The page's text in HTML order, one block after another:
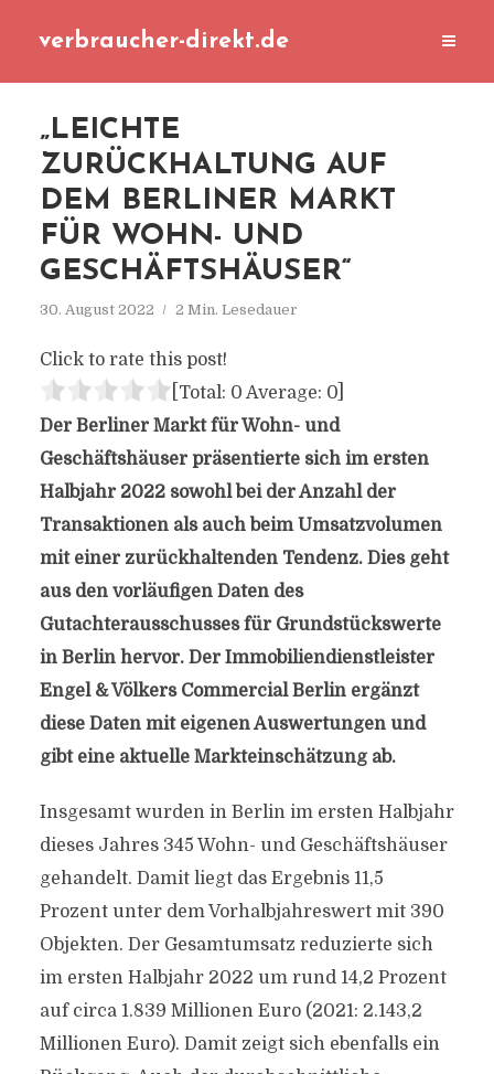
verbraucher-direkt.de
„LEICHTE
ZURÜCKHALTUNG AUF
DEM BERLINER MARKT
FÜR WOHN- UND
GESCHÄFTSHÄUSER“
30. August 2022 2 Min. Lesedauer
Click to rate this post!
[Total: 0 Average: 0]
Der Berliner Markt für Wohn- und
Geschäftshäuser präsentierte sich im ersten
Halbjahr 2022 sowohl bei der Anzahl der
Transaktionen als auch beim Umsatzvolumen
mit einer zurückhaltenden Tendenz. Dies geht
aus den vorläufigen Daten des
Gutachterausschusses für Grundstückswerte
in Berlin hervor. Der Immobiliendienstleister
Engel & Völkers Commercial Berlin ergänzt
diese Daten mit eigenen Auswertungen und
gibt eine aktuelle Markteinschätzung ab.
Insgesamt wurden in Berlin im ersten Halbjahr
dieses Jahres 345 Wohn- und Geschäftshäuser
gehandelt. Damit liegt das Ergebnis 11,5
Prozent unter dem Vorhalbjahreswert mit 390
Objekten. Der Gesamtumsatz reduzierte sich
im ersten Halbjahr 2022 um rund 14,2 Prozent
auf circa 1.839 Millionen Euro (2021: 2.143,2
Millionen Euro). Damit zeigt sich ebenfalls ein